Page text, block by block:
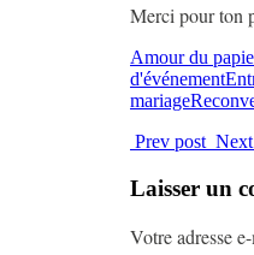
Merci pour ton
Amour du
d'événement
mariage
Prev post
Laisser un
Votre adresse